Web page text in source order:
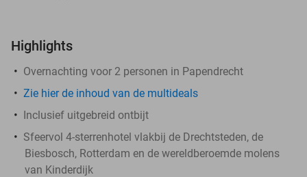
Highlights
Overnachting voor 2 personen in Papendrecht
Zie hier de inhoud van de multideals
Inclusief uitgebreid ontbijt
Sfeervol 4-sterrenhotel vlakbij de Drechtsteden, de
Biesbosch, Rotterdam en de wereldberoemde molens
van Kinderdijk